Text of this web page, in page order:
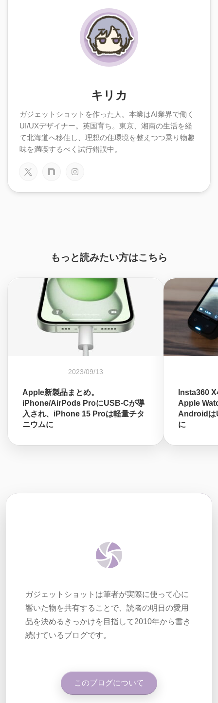
キリカ
ガジェットショットを作った人。本業はAI業界で働く
UI/UXデザイナー。英国育ち。東京、湘南の生活を経
て北海道へ移住し、理想の住環境を整えつつ乗り物趣
味を満喫するべく試行錯誤中。
もっと読みたい方はこちら
2023/09/13
Apple新製品まとめ。
iPhone/AirPods ProにUSB-Cが導
入され、iPhone 15 Proは軽量チタ
ニウムに
Insta360
Apple
Androidは
に
ガジェットショットは筆者が実際に使って心に
響いた物を共有することで、読者の明日の愛用
品を決めるきっかけを目指して2010年から書き
続けているブログです。
このブログについて